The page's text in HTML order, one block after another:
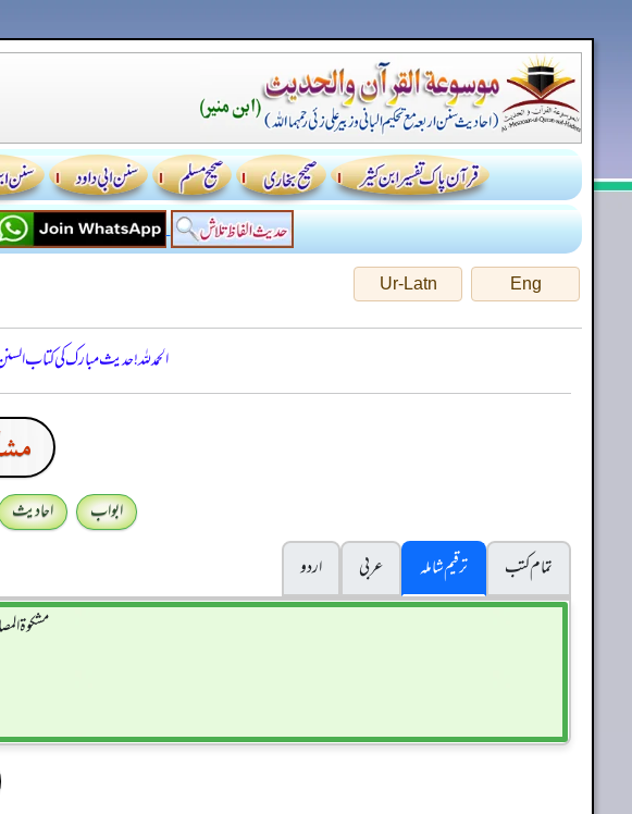
Eng
Ur-Latn
الحمدللہ! حدیث مبارک کی کتاب
ابواب احادیث
تمام کتب
ترقیم شاملہ عربی
اردو
مشکوۃ